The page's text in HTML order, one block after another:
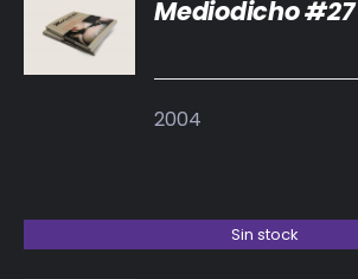
DETALLES
Mediodicho #27
2004
Sin stock